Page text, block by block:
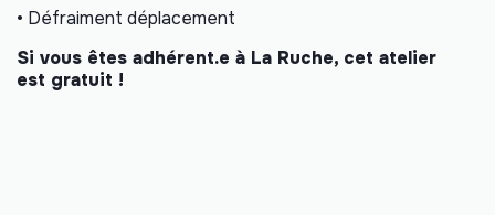
• Défraiment déplacement
Si vous êtes adhérent.e à La Ruche, cet atelier
est gratuit !